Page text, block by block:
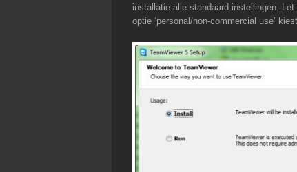
installatie alle standaard instellingen.
optie ‘personal/non-commercial use’